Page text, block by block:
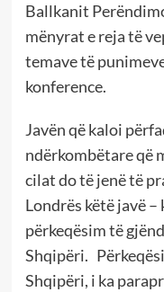
Ballkanit
mënyrat e reja të
temave të
konference.
Javën që kaloi
ndërkombëtare që
cilat do të jenë të
Londrës këtë javë
përkeqësim të
Shqipëri.
Shqipëri, i ka